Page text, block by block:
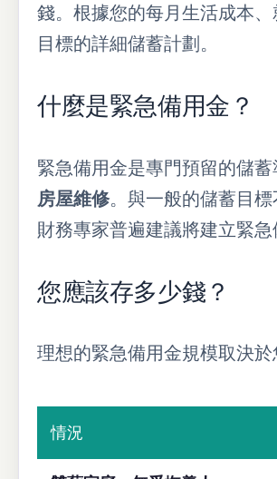
錢。根據您的每月生活成本
目標的詳細儲蓄計劃。
什麼是緊急備用金？
緊急備用金是專門預留的儲
房屋維修。與一般的儲蓄目
財務專家普遍建議將建立緊
您應該存多少錢？
理想的緊急備用金規模取決
情況